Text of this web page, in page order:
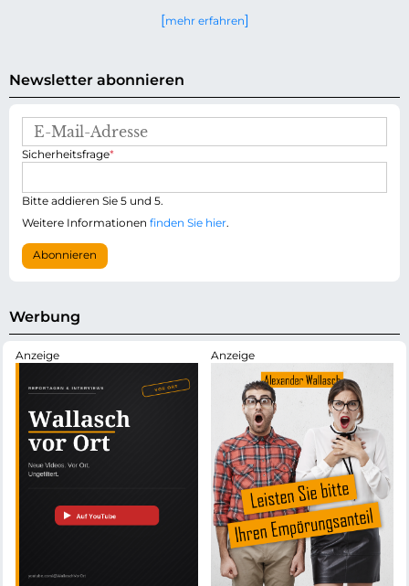
mehr erfahren
Newsletter abonnieren
M
l
-
d
r
s
e
P
i
h
t
f
d
Sicherheitsfrage*
Bitte addieren Sie 5 und 5.
Weitere Informationen finden Sie hier.
Abonnieren
Werbung